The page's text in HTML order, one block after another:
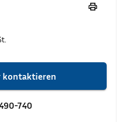
kontaktieren
740